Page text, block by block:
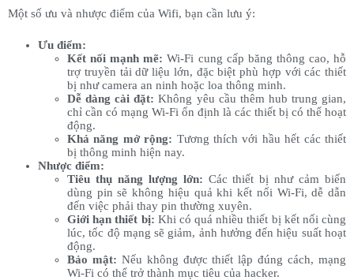
Một số ưu và nhược điểm của Wifi, bạn cần lưu ý:
Ưu điểm:
Kết nối mạnh mẽ: Wi-Fi cung cấp băng thông cao, hỗ
trợ truyền tải dữ liệu lớn, đặc biệt phù hợp với các thiết
bị như camera an ninh hoặc loa thông minh.
Dễ dàng cài đặt: Không yêu cầu thêm hub trung gian,
chỉ cần có mạng Wi-Fi ổn định là các thiết bị có thể hoạt
động.
Khả năng mở rộng: Tương thích với hầu hết các thiết
bị thông minh hiện nay.
Nhược điểm:
Tiêu thụ năng lượng lớn: Các thiết bị như cảm biến
dùng pin sẽ không hiệu quả khi kết nối Wi-Fi, dễ dẫn
đến việc phải thay pin thường xuyên.
Giới hạn thiết bị: Khi có quá nhiều thiết bị kết nối cùng
lúc, tốc độ mạng sẽ giảm, ảnh hưởng đến hiệu suất hoạt
động.
Bảo mật: Nếu không được thiết lập đúng cách, mạng
Wi-Fi có thể trở thành mục tiêu của hacker.